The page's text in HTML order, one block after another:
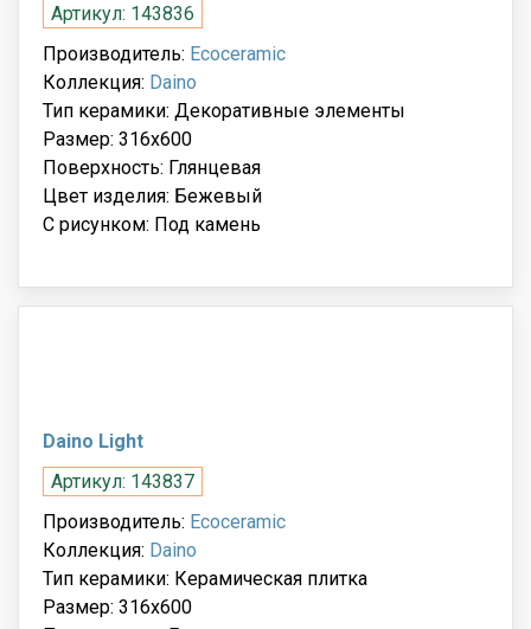
Артикул: 143836
Производитель: Ecoceramic
Коллекция: Daino
Тип керамики: Декоративные элементы
Размер: 316x600
Поверхность: Глянцевая
Цвет изделия: Бежевый
С рисунком: Под камень
Daino Light
Артикул: 143837
Производитель: Ecoceramic
Коллекция: Daino
Тип керамики: Керамическая плитка
Размер: 316x600